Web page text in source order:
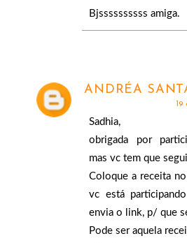
Bjssssssssss amiga.
ANDRÉA
19
Sadhia,
obrigada por
mas vc tem que
Coloque a receita
vc está
envia o link, p/ que
Pode ser aquela